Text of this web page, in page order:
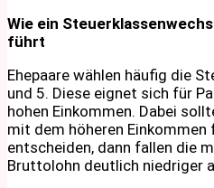
Wie ein
führt
Ehepaare wählen häufig die
und 5. Diese eignet sich für
hohen Einkommen. Dabei
mit dem höheren Einkommen
entscheiden, dann fallen die
Bruttolohn deutlich niedriger